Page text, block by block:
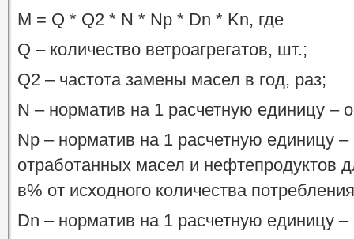
M = Q * Q2 * N * Np * Dn * Kn, где
Q – количество ветроагрегатов, шт.;
Q2 – частота замены масел в год, раз;
N – норматив на 1 расчетную единицу –
Np – норматив на 1 расчетную единицу
отработанных масел и нефтепродуктов
в% от исходного количества
Dn – норматив на 1 расчетную единицу